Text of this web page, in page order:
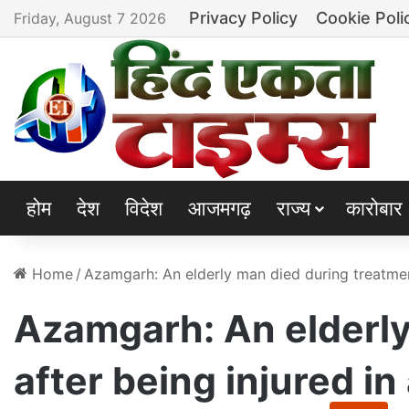
Friday, August 7 2026 Privacy Policy Cookie
होम देश विदेश आजमगढ़ राज्य कारोबार
Home / Azamgarh: An elderly man died during
Azamgarh: An
after being injured in